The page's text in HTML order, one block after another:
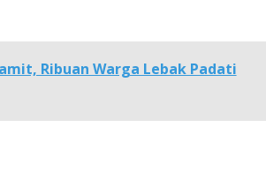
Ribuan Warga Lebak Padati